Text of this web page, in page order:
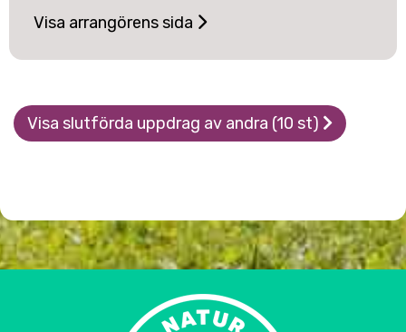
Visa arrangörens sida
Visa slutförda uppdrag av andra (10 st)